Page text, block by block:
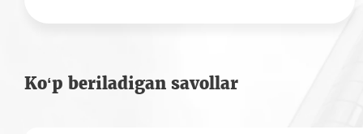
Ko‘p beriladigan savollar